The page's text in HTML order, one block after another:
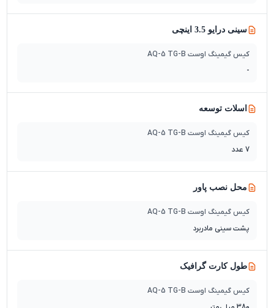
سینی درایو 3.5 اینچی
کیس گیمینگ اوست AQ-5 TG-B
-
اسلات توسعه
کیس گیمینگ اوست AQ-5 TG-B
7 عدد
محل نصب پاور
کیس گیمینگ اوست AQ-5 TG-B
پشت سینی مادربرد
طول کارت گرافیک
کیس گیمینگ اوست AQ-5 TG-B